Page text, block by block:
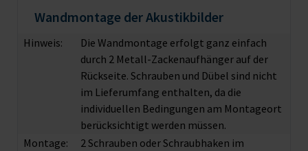
Wandmontage der Akustikbilder
Hinweis:
Die Wandmontage erfolgt ganz einfach
durch 2 Metall-Zackenaufhänger auf der
Rückseite. Schrauben und Dübel sind nicht
im Lieferumfang enthalten, da die
individuellen Bedingungen am Montageort
berücksichtigt werden müssen.
Montage:
2 Schrauben oder Schraubhaken im